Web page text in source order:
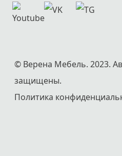
© Верена Мебель. 2023.
защищены.
Политика